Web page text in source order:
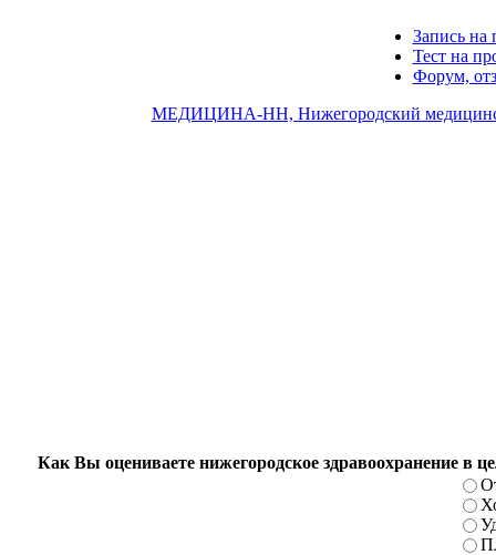
Запись на
Тест на
Форум,
МЕДИЦИНА-НН, Нижегородский
Как Вы оцениваете нижегородское здравоохранение в